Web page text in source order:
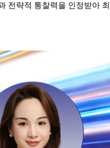
전략적 통찰력을 인정받아